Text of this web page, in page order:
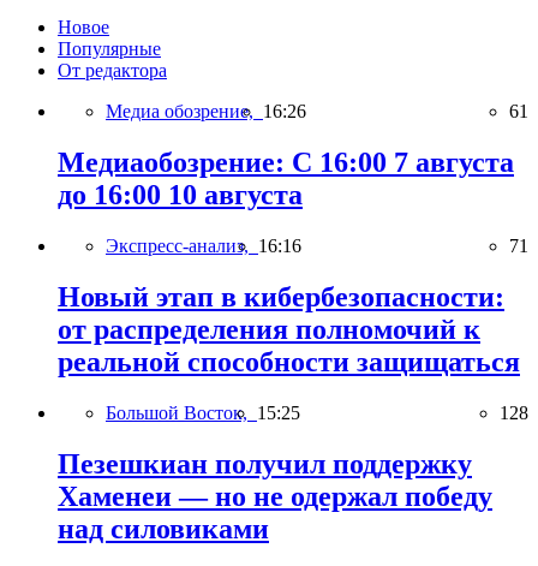
Новое
Популярные
От редактора
Медиа обозрение, 16:26 61
Медиаобозрение: С 16:00 7 августа
до 16:00 10 августа
Экспресс-анализ, 16:16 71
Новый этап в кибербезопасности:
от распределения полномочий к
реальной способности защищаться
Большой Восток, 15:25 128
Пезешкиан получил поддержку
Хаменеи — но не одержал победу
над силовиками